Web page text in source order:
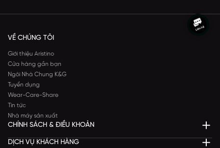
VỀ CHÚNG TÔI
Giới thiệu Aristino
Cửa hàng gần bạn
Ngôi Nhà Chung K&G
Tuyển dụng
Wear-Care-Share
Tin tức
Nhà máy sản xuất
CHÍNH SÁCH & ĐIỀU KHOẢN
DỊCH VỤ KHÁCH HÀNG